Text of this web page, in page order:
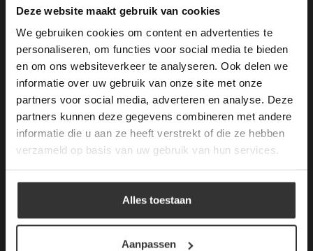
Deze website maakt gebruik van cookies
We gebruiken cookies om content en advertenties te
personaliseren, om functies voor social media te bieden
en om ons websiteverkeer te analyseren. Ook delen we
informatie over uw gebruik van onze site met onze
partners voor social media, adverteren en analyse. Deze
partners kunnen deze gegevens combineren met andere
informatie die u aan ze heeft verstrekt of die ze hebben
verzameld op basis van uw gebruik van hun services.
Alles toestaan
Aanpassen
KVK: 59667419
Openstaande Vacatures
Kom werken bij van den Heuvel & van Duuren.
–Vacatures (1)
This Cookie Banner was deleted and is no
longer working. Please contact the website
administrator.
Deze website gebruikt cookies om de
gebruikerservaring te verbeteren. Door
gebruik te maken van onze website geeft u
toestemming voor alle cookies in
overeenstemming met ons cookiebeleid.Lees
verder
ALLES ACCEPTEREN
ALLES AFWIJZEN
DETAILS WEERGEVEN